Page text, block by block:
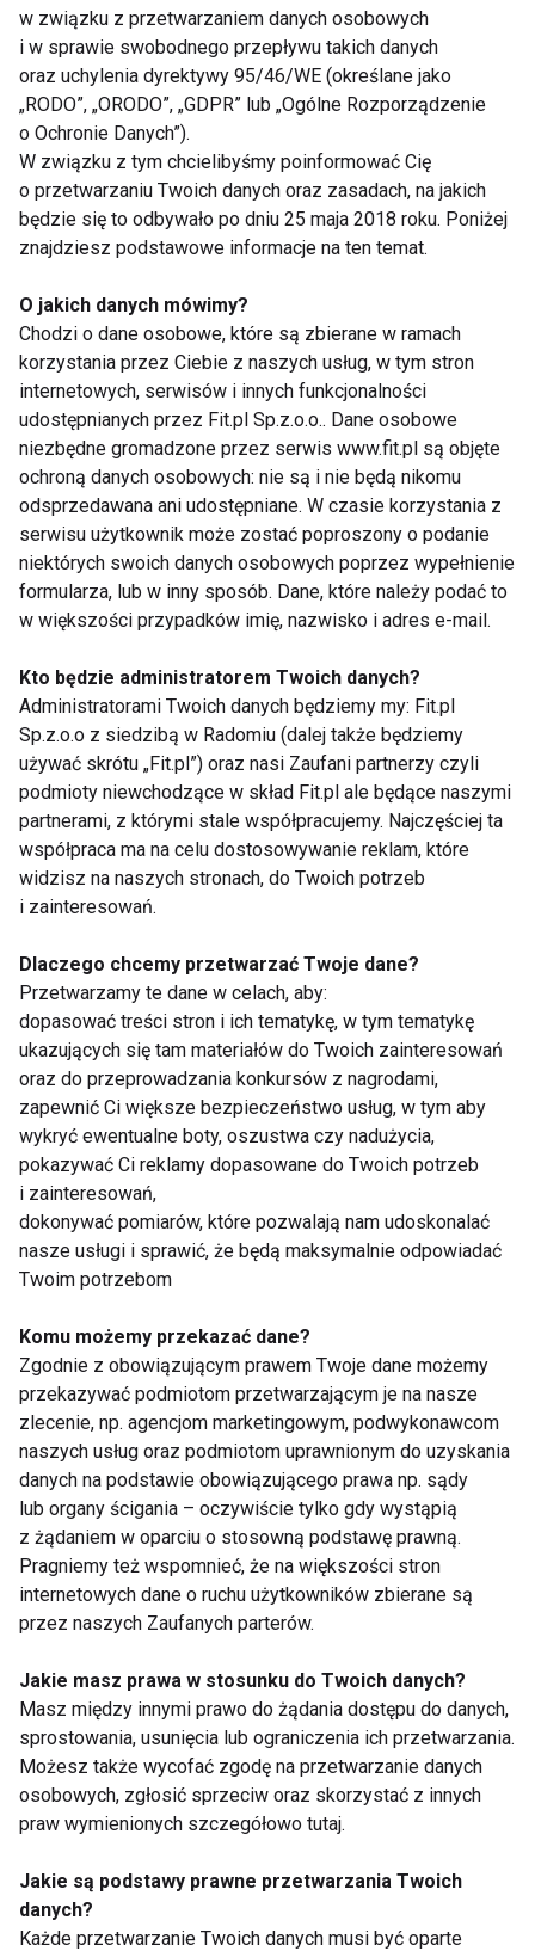
trzymać się swoich celów i systematycznie dążyć
do ich realizacji.
Podsumowując, schudnięcie to proces, który
wymaga zaangażowania i determinacji. Kluczem do
sukcesu jest zdrowe podejście, oparte na
zrównoważonej diecie, regularnej aktywności
fizycznej oraz dbałości o ogólne zdrowie i dobre
inny, więc warto znaleźć strategię, która najlepiej
odpowiada naszym indywidualnym potrzebom i
możliwościom.
AKTUALNOŚCI FITNESS DIETA
Aktualności
Dlaczego po obiedzie
chce ci się spać?
Dietetyk wyjaśnia 7
najczęstszych
przyczyn
Jedzenie oczami. Jak
kolor talerza wpływa
na apetyt?
Zmęczenie po urlopie
– dlaczego zamiast
energii wraca
frustracja?
Aromatyczna
pielęgnacja ciała
latem w trendzie
sensory beauty -
troska o skórę i
zmysłów
Fitness
Legginsy bezszwowe
na pilates - dlaczego
odzież naprawdę ma
znaczenie
Jak trenować, żeby
schudnąć? Fakty, mity
i skuteczne strategie
Czy robot będzie
Twoim trenerem?
Fitness przyszłości
balansuje na granicy
realu i wirtualu
Czy naprawdę
potrzebujesz 10
tysięcy kroków
dziennie?
w związku z przetwarzaniem danych osobowych
i w sprawie swobodnego przepływu takich danych
oraz uchylenia dyrektywy 95/46/WE (określane jako
„RODO”, „ORODO”, „GDPR” lub „Ogólne Rozporządzenie
o Ochronie Danych”).
W związku z tym chcielibyśmy poinformować Cię
o przetwarzaniu Twoich danych oraz zasadach, na jakich
będzie się to odbywało po dniu 25 maja 2018 roku. Poniżej
znajdziesz podstawowe informacje na ten temat.
O jakich danych mówimy?
Chodzi o dane osobowe, które są zbierane w ramach
korzystania przez Ciebie z naszych usług, w tym stron
internetowych, serwisów i innych funkcjonalności
udostępnianych przez Fit.pl Sp.z.o.o.. Dane osobowe
niezbędne gromadzone przez serwis www.fit.pl są objęte
ochroną danych osobowych: nie są i nie będą nikomu
odsprzedawana ani udostępniane. W czasie korzystania z
serwisu użytkownik może zostać poproszony o podanie
niektórych swoich danych osobowych poprzez wypełnienie
formularza, lub w inny sposób. Dane, które należy podać to
w większości przypadków imię, nazwisko i adres e-mail.
Kto będzie administratorem Twoich danych?
Administratorami Twoich danych będziemy my: Fit.pl
Sp.z.o.o z siedzibą w Radomiu (dalej także będziemy
używać skrótu „Fit.pl”) oraz nasi Zaufani partnerzy czyli
podmioty niewchodzące w skład Fit.pl ale będące naszymi
partnerami, z którymi stale współpracujemy. Najczęściej ta
współpraca ma na celu dostosowywanie reklam, które
widzisz na naszych stronach, do Twoich potrzeb
i zainteresowań.
Dlaczego chcemy przetwarzać Twoje dane?
Przetwarzamy te dane w celach, aby:
dopasować treści stron i ich tematykę, w tym tematykę
ukazujących się tam materiałów do Twoich zainteresowań
oraz do przeprowadzania konkursów z nagrodami,
zapewnić Ci większe bezpieczeństwo usług, w tym aby
wykryć ewentualne boty, oszustwa czy nadużycia,
pokazywać Ci reklamy dopasowane do Twoich potrzeb
i zainteresowań,
dokonywać pomiarów, które pozwalają nam udoskonalać
nasze usługi i sprawić, że będą maksymalnie odpowiadać
Twoim potrzebom
Komu możemy przekazać dane?
Zgodnie z obowiązującym prawem Twoje dane możemy
przekazywać podmiotom przetwarzającym je na nasze
zlecenie, np. agencjom marketingowym, podwykonawcom
naszych usług oraz podmiotom uprawnionym do uzyskania
danych na podstawie obowiązującego prawa np. sądy
lub organy ścigania – oczywiście tylko gdy wystąpią
z żądaniem w oparciu o stosowną podstawę prawną.
Pragniemy też wspomnieć, że na większości stron
internetowych dane o ruchu użytkowników zbierane są
przez naszych Zaufanych parterów.
Jakie masz prawa w stosunku do Twoich danych?
Masz między innymi prawo do żądania dostępu do danych,
sprostowania, usunięcia lub ograniczenia ich przetwarzania.
Możesz także wycofać zgodę na przetwarzanie danych
osobowych, zgłosić sprzeciw oraz skorzystać z innych
praw wymienionych szczegółowo tutaj.
Jakie są podstawy prawne przetwarzania Twoich
danych?
Każde przetwarzanie Twoich danych musi być oparte